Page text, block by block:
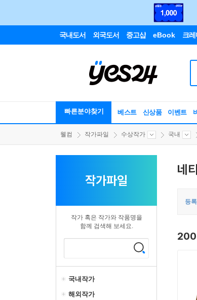
국내도서 외국도서 중고샵 eBook 크레
빠른분야찾기 베스트 신상품 이벤트
웰컴 작가파일 수상작가 국내
작가파일
작가 혹은 작가와 작품명을
함께 검색해 보세요.
국내작가
해외작가
네
등